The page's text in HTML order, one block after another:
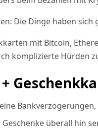
Die Dinge haben sich
mit Bitcoin,
komplizierte Hürden
Geschenke überall hin